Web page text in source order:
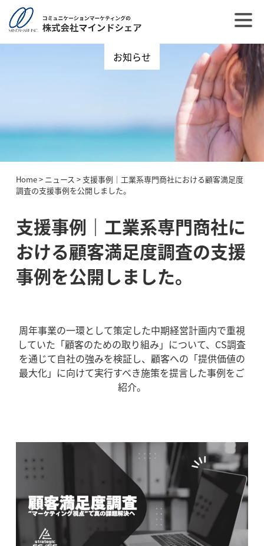
お知らせ
Home> ニュース > 支援事例｜工業系専門商社における顧客満足度
調査の支援事例を公開しました。
支援事例｜工業系専門商社に
おける顧客満足度調査の支援
事例を公開しました。
周年事業の一環として策定した中期経営計画内で重視
していた「顧客のための取り組み」について、 CS調査
を通じて自社の強みを検証し、顧客への「提供価値の
最大化」に向けて実行すべき施策を提言した事例をご
紹介。